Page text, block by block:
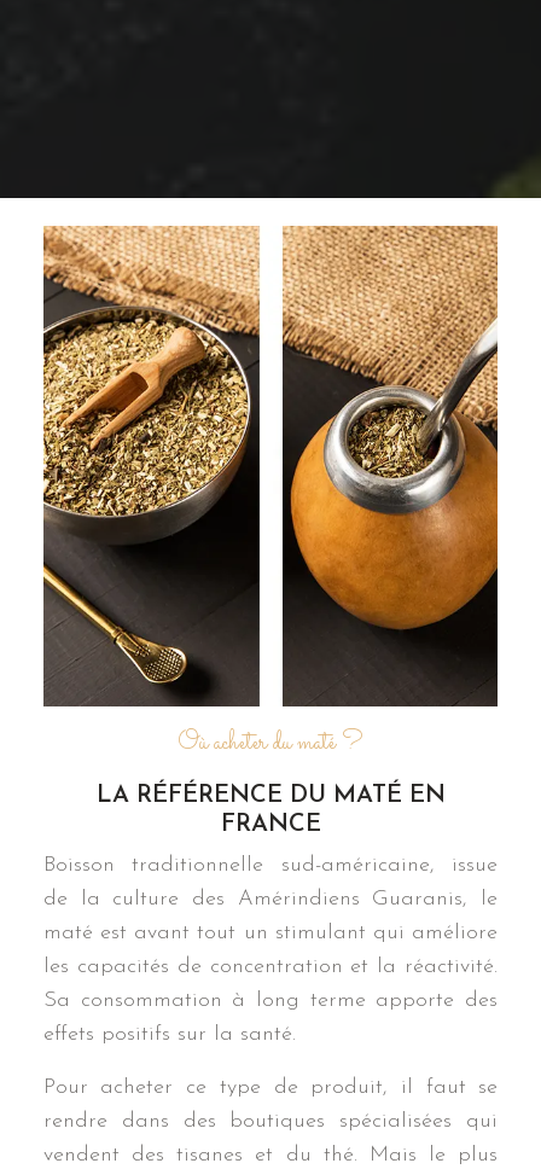
Où acheter du maté ?
LA RÉFÉRENCE DU MATÉ EN
FRANCE
Boisson traditionnelle sud-américaine, issue
de la culture des Amérindiens Guaranis, le
maté est avant tout un stimulant qui améliore
les capacités de concentration et la réactivité.
Sa consommation à long terme apporte des
effets positifs sur la santé.
Pour acheter ce type de produit, il faut se
rendre dans des boutiques spécialisées qui
vendent des tisanes et du thé. Mais le plus